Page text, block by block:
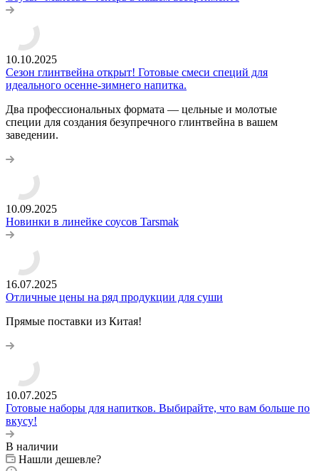
10.10.2025
Сезон глинтвейна открыт! Готовые смеси специй для
идеального осенне-зимнего напитка.
Два профессиональных формата — цельные и молотые
специи для создания безупречного глинтвейна в вашем
заведении.
10.09.2025
Новинки в линейке соусов Tarsmak
16.07.2025
Отличные цены на ряд продукции для суши
Прямые поставки из Китая!
10.07.2025
Готовые наборы для напитков. Выбирайте, что вам больше по
вкусу!
В наличии
Нашли дешевле?